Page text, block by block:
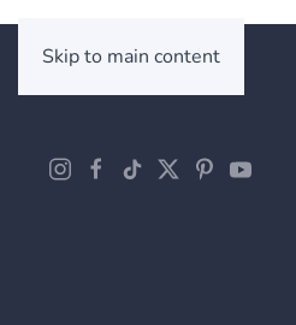
Skip to main content